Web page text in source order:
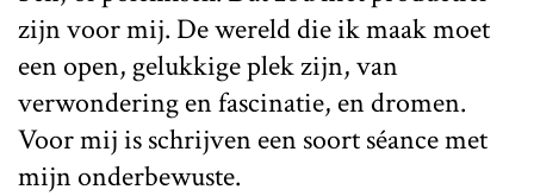
zijn voor mij. De wereld die ik maak moet
een open, gelukkige plek zijn, van
verwondering en fascinatie, en dromen.
Voor mij is schrijven een soort séance met
mijn onderbewuste.